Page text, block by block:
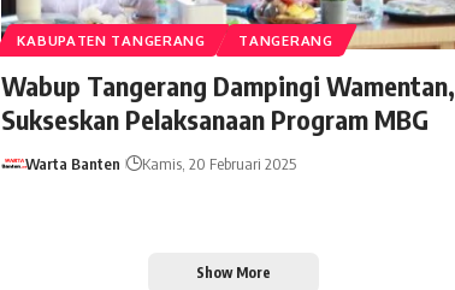
KABUPATEN TANGERANG TANGERANG
Wabup Tangerang Dampingi Wamentan,
Sukseskan Pelaksanaan Program MBG
Warta Banten Kamis, 20 Februari 2025
Show More